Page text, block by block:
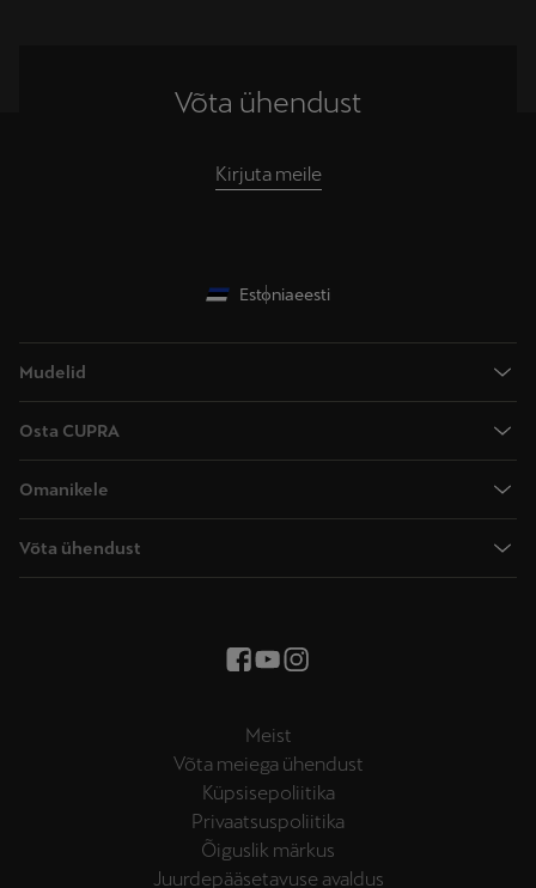
Võta ühendust
Kirjuta meile
Estoniaeesti
Mudelid
CUPRA Formentor
CUPRA Leon
Osta CUPRA
Broneeri proovisõit
Omanikele
Multifunktsionaalne rool
Võta ühendust
Meist
Võta meiega ühendust
Küpsisepoliitika
Privaatsuspoliitika
Õiguslik märkus
Juurdepääsetavuse avaldus